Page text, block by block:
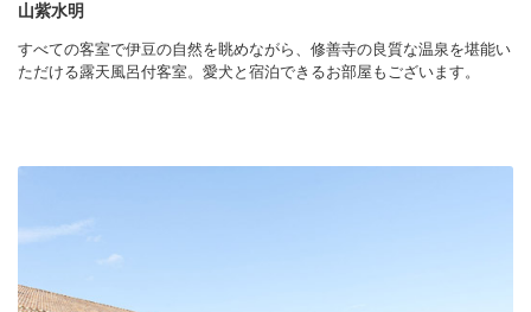
山紫水明
すべての客室で伊豆の自然を眺めながら、修善寺の良質な温泉を堪能い
ただける露天風呂付客室。愛犬と宿泊できるお部屋もございます。